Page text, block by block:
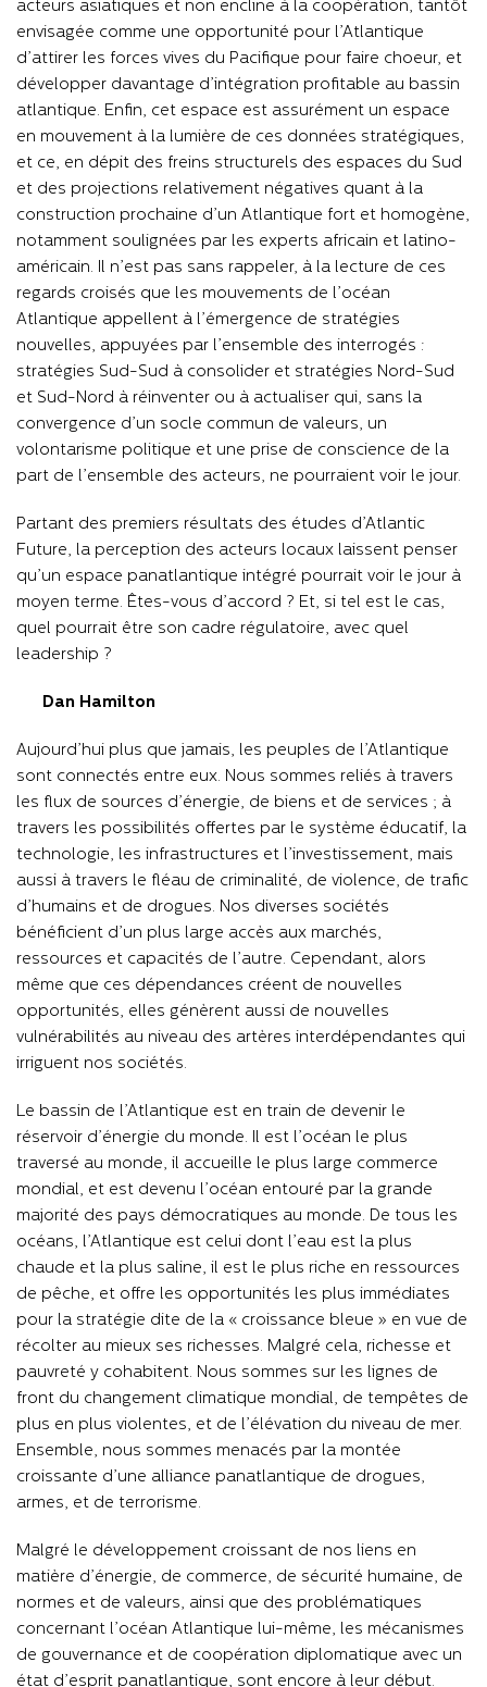
acteurs asiatiques et non encline à la coopération, tantôt
envisagée comme une opportunité pour l’Atlantique
d’attirer les forces vives du Pacifique pour faire choeur, et
développer davantage d’intégration profitable au bassin
atlantique. Enfin, cet espace est assurément un espace
en mouvement à la lumière de ces données stratégiques,
et ce, en dépit des freins structurels des espaces du Sud
et des projections relativement négatives quant à la
construction prochaine d’un Atlantique fort et homogène,
notamment soulignées par les experts africain et latino-
américain. Il n’est pas sans rappeler, à la lecture de ces
regards croisés que les mouvements de l’océan
Atlantique appellent à l’émergence de stratégies
nouvelles, appuyées par l’ensemble des interrogés :
stratégies Sud-Sud à consolider et stratégies Nord-Sud
et Sud-Nord à réinventer ou à actualiser qui, sans la
convergence d’un socle commun de valeurs, un
volontarisme politique et une prise de conscience de la
part de l’ensemble des acteurs, ne pourraient voir le jour.
Partant des premiers résultats des études d’Atlantic
Future, la perception des acteurs locaux laissent penser
qu’un espace panatlantique intégré pourrait voir le jour à
moyen terme. Êtes-vous d’accord ? Et, si tel est le cas,
quel pourrait être son cadre régulatoire, avec quel
leadership ?
Dan Hamilton
Aujourd’hui plus que jamais, les peuples de l’Atlantique
sont connectés entre eux. Nous sommes reliés à travers
les flux de sources d’énergie, de biens et de services ; à
travers les possibilités offertes par le système éducatif, la
technologie, les infrastructures et l’investissement, mais
aussi à travers le fléau de criminalité, de violence, de trafic
d’humains et de drogues. Nos diverses sociétés
bénéficient d’un plus large accès aux marchés,
ressources et capacités de l’autre. Cependant, alors
même que ces dépendances créent de nouvelles
opportunités, elles génèrent aussi de nouvelles
vulnérabilités au niveau des artères interdépendantes qui
irriguent nos sociétés.
Le bassin de l’Atlantique est en train de devenir le
réservoir d’énergie du monde. Il est l’océan le plus
traversé au monde, il accueille le plus large commerce
mondial, et est devenu l’océan entouré par la grande
majorité des pays démocratiques au monde. De tous les
océans, l’Atlantique est celui dont l’eau est la plus
chaude et la plus saline, il est le plus riche en ressources
de pêche, et offre les opportunités les plus immédiates
pour la stratégie dite de la « croissance bleue » en vue de
récolter au mieux ses richesses. Malgré cela, richesse et
pauvreté y cohabitent. Nous sommes sur les lignes de
front du changement climatique mondial, de tempêtes de
plus en plus violentes, et de l’élévation du niveau de mer.
Ensemble, nous sommes menacés par la montée
croissante d’une alliance panatlantique de drogues,
armes, et de terrorisme.
Malgré le développement croissant de nos liens en
matière d’énergie, de commerce, de sécurité humaine, de
normes et de valeurs, ainsi que des problématiques
concernant l’océan Atlantique lui-même, les mécanismes
de gouvernance et de coopération diplomatique avec un
état d’esprit panatlantique, sont encore à leur début.